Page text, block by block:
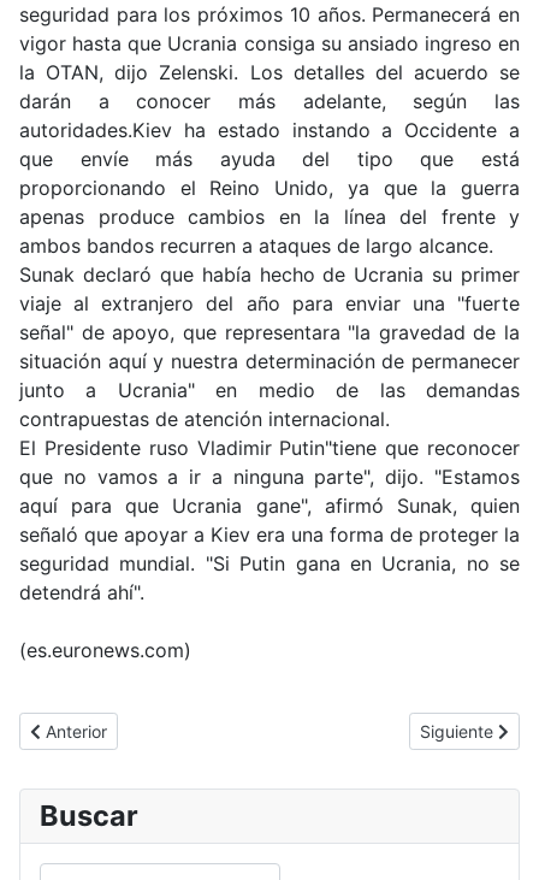
seguridad para los próximos 10 años. Permanecerá en
vigor hasta que Ucrania consiga su ansiado ingreso en
la OTAN, dijo Zelenski. Los detalles del acuerdo se
darán a conocer más adelante, según las
autoridades.Kiev ha estado instando a Occidente a
que envíe más ayuda del tipo que está
proporcionando el Reino Unido, ya que la guerra
apenas produce cambios en la línea del frente y
ambos bandos recurren a ataques de largo alcance.
Sunak declaró que había hecho de Ucrania su primer
viaje al extranjero del año para enviar una "fuerte
señal" de apoyo, que representara "la gravedad de la
situación aquí y nuestra determinación de permanecer
junto a Ucrania" en medio de las demandas
contrapuestas de atención internacional.
El Presidente ruso Vladimir Putin"tiene que reconocer
que no vamos a ir a ninguna parte", dijo. "Estamos
aquí para que Ucrania gane", afirmó Sunak, quien
señaló que apoyar a Kiev era una forma de proteger la
seguridad mundial. "Si Putin gana en Ucrania, no se
detendrá ahí".
(es.euronews.com)
Artículo anterior: Turquía lanza ataques aéreos contra militantes
Anterior Artículo
Siguiente
Buscar